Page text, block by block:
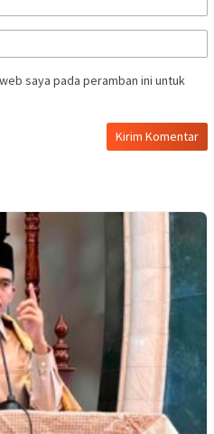
saya pada peramban ini untuk